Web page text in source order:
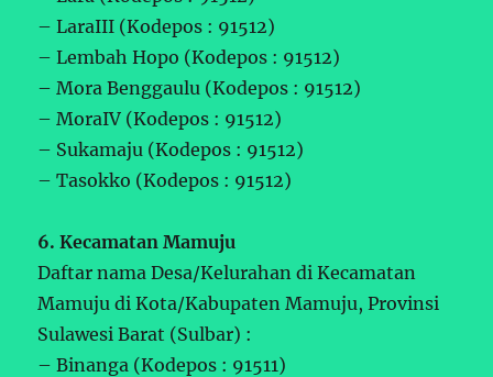
– LaraIII (Kodepos : 91512)
– Lembah Hopo (Kodepos : 91512)
– Mora Benggaulu (Kodepos : 91512)
– MoraIV (Kodepos : 91512)
– Sukamaju (Kodepos : 91512)
– Tasokko (Kodepos : 91512)
6. Kecamatan Mamuju
Daftar nama Desa/Kelurahan di Kecamatan
Mamuju di Kota/Kabupaten Mamuju, Provinsi
Sulawesi Barat (Sulbar) :
– Binanga (Kodepos : 91511)